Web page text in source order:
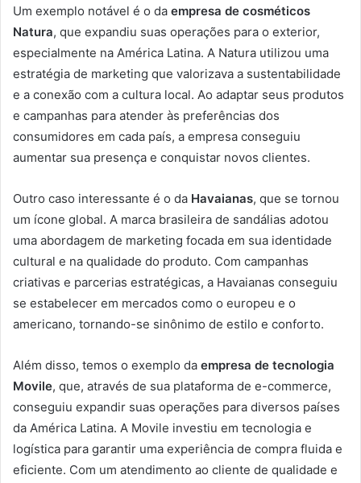
Um exemplo notável é o da empresa de cosméticos
Natura, que expandiu suas operações para o exterior,
especialmente na América Latina. A Natura utilizou uma
estratégia de marketing que valorizava a sustentabilidade
e a conexão com a cultura local. Ao adaptar seus produtos
e campanhas para atender às preferências dos
consumidores em cada país, a empresa conseguiu
aumentar sua presença e conquistar novos clientes.
Outro caso interessante é o da Havaianas, que se tornou
um ícone global. A marca brasileira de sandálias adotou
uma abordagem de marketing focada em sua identidade
cultural e na qualidade do produto. Com campanhas
criativas e parcerias estratégicas, a Havaianas conseguiu
se estabelecer em mercados como o europeu e o
americano, tornando-se sinônimo de estilo e conforto.
Além disso, temos o exemplo da empresa de tecnologia
Movile, que, através de sua plataforma de e-commerce,
conseguiu expandir suas operações para diversos países
da América Latina. A Movile investiu em tecnologia e
logística para garantir uma experiência de compra fluida e
eficiente. Com um atendimento ao cliente de qualidade e